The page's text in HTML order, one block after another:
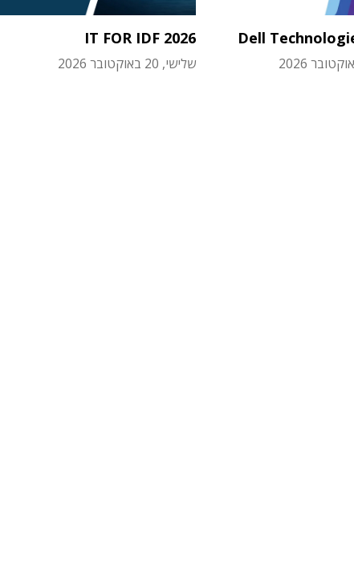
Dell
IT FOR IDF 2026
שלישי, 20 באוקטובר 2026